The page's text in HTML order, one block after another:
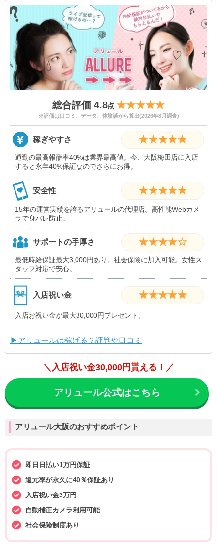
総合評価 4.8点 ★★★★★
※評価は口コミ、データ、体験談から算出(2026年8月調査)
稼ぎやすさ ★★★★★
通勤の最高報酬率40%は業界最高値。今、大阪梅田店に入店
すると永年40%保証なのでさらにお得。
安全性 ★★★★★
15年の運営実績を誇るアリュールの代理店。高性能Webカメ
ラで身バレ防止。
サポートの手厚さ ★★★★☆
最低時給保証最大3,000円あり。社会保険に加入可能。女性ス
タッフ対応で安心。
入店祝い金 ★★★★★
入店お祝い金が最大30,000円プレゼント。
▶アリュールは稼げる？評判や口コミ
＼入店祝い金30,000円貰える！／
アリュール公式はこちら
アリュール大阪のおすすめポイント
即日日払い1万円保証
還元率が永久に40％保証あり
入店祝い金3万円
自動補正カメラ利用可能
社会保険制度あり